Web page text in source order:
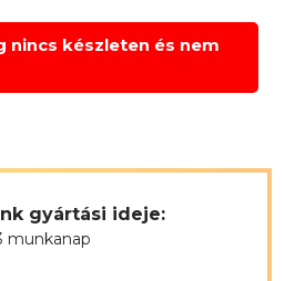
nincs készleten és nem
gyártási ideje:
munkanap